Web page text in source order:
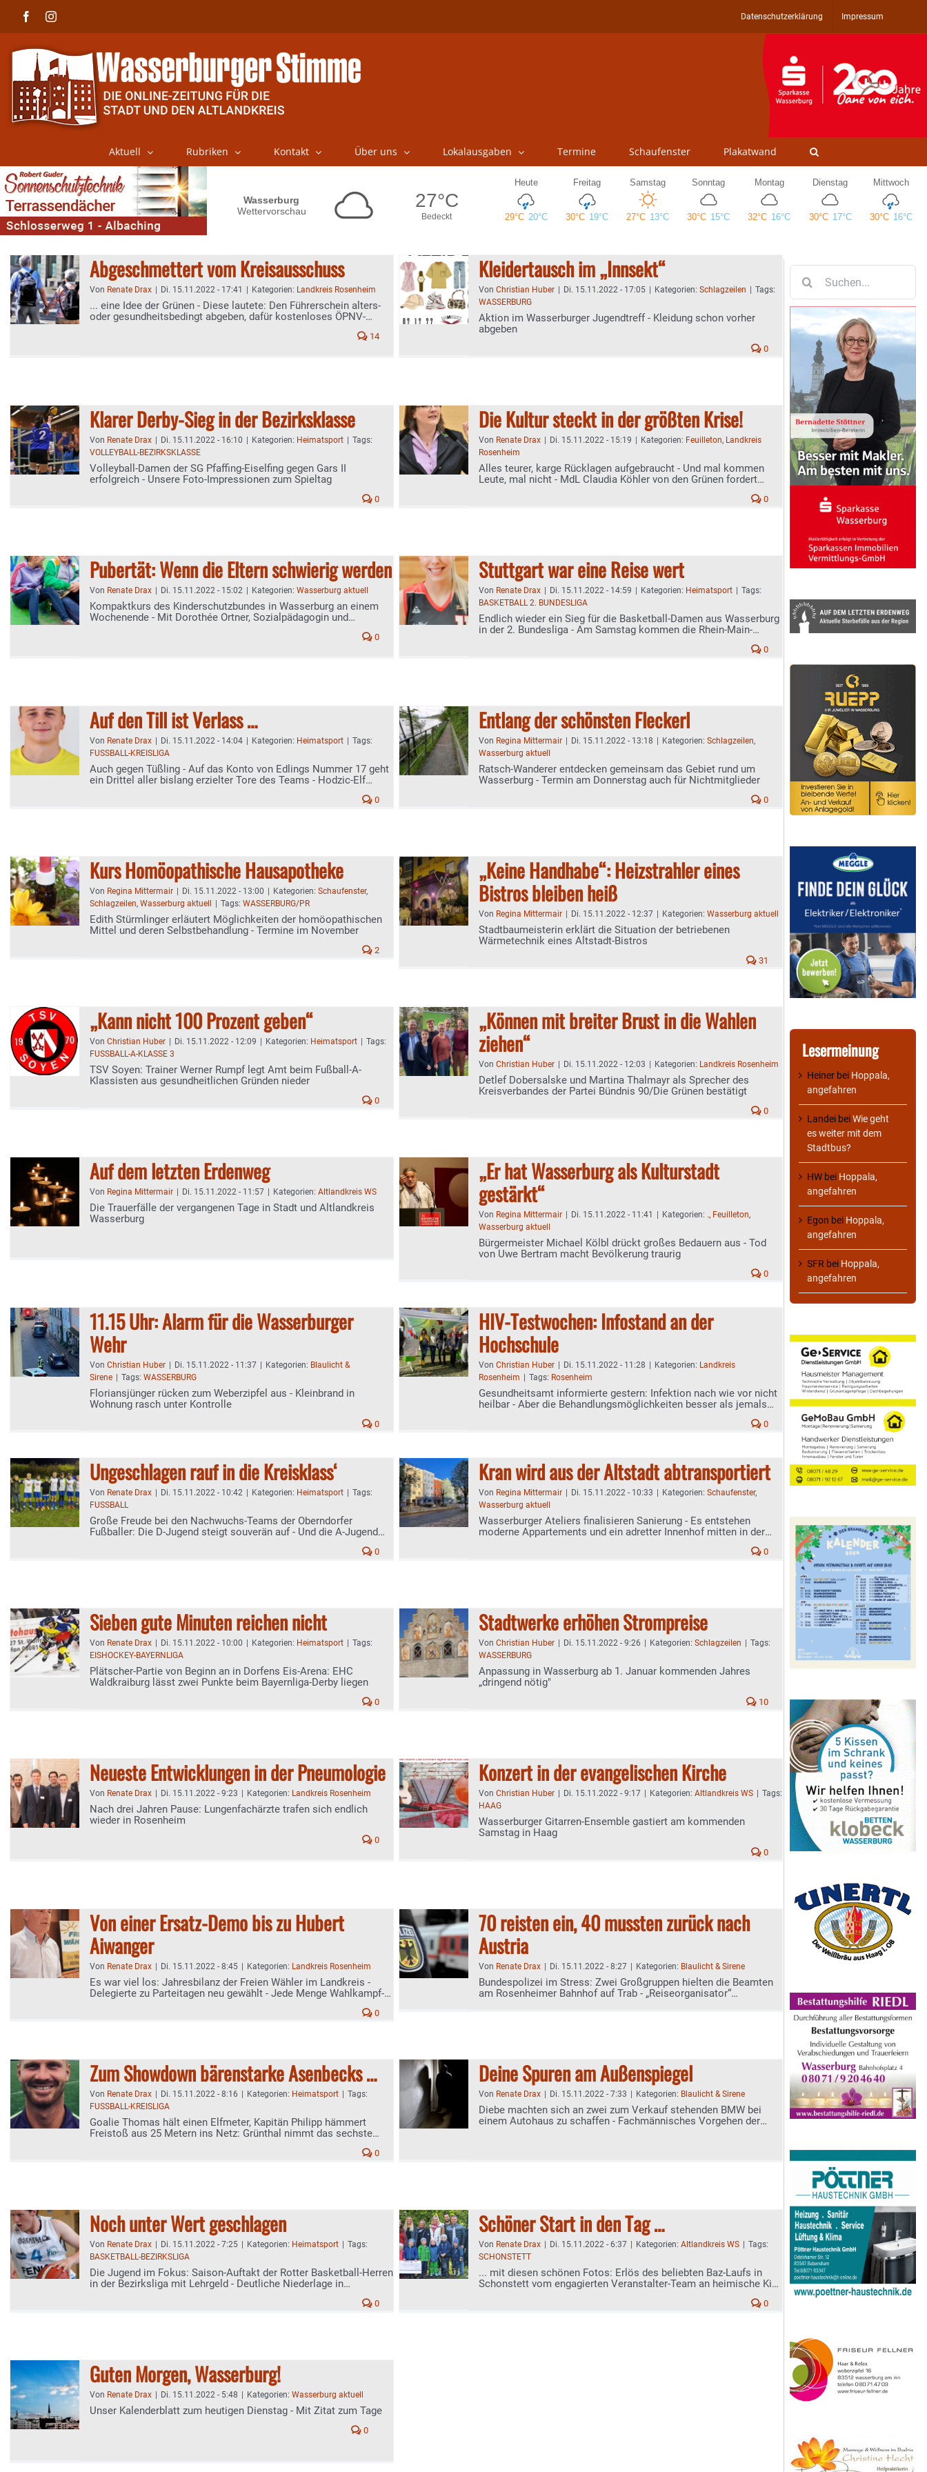
FacebookInstagram Datenschutzerklärung Impressum
Aktuell Rubriken Kontakt Über uns Lokalausgaben Termine Schaufenster Plakatwand
Abgeschmettert vom Kreisausschuss
Von Renate Drax Di. 15.11.2022 - 17:41 Kategorien: Landkreis Rosenheim
... eine Idee der Grünen - Diese lautete: Den Führerschein alters-
oder gesundheitsbedingt abgeben, dafür kostenloses ÖPNV-
14
Kleidertausch im „Innsekt“
Von Christian Huber Di. 15.11.2022 - 17:05 Kategorien: Schlagzeilen
Tags:
WASSERBURG
Aktion im Wasserburger Jugendtreff - Kleidung schon vorher
abgeben
0
Klarer Derby-Sieg in der Bezirksklasse
Von Renate Drax Di. 15.11.2022 - 16:10 Kategorien: Heimatsport
Tags:
VOLLEYBALL-BEZIRKSKLASSE
Volleyball-Damen der SG Pfaffing-Eiselfing gegen Gars II
erfolgreich - Unsere Foto-Impressionen zum Spieltag
0
Die Kultur steckt in der größten Krise!
Von Renate Drax Di. 15.11.2022 - 15:19 Kategorien: Feuilleton, Landkreis
Rosenheim
Alles teurer, karge Rücklagen aufgebraucht - Und mal kommen
Leute, mal nicht - MdL Claudia Köhler von den Grünen fordert
0
Pubertät: Wenn die Eltern schwierig werden
Von Renate Drax Di. 15.11.2022 - 15:02 Kategorien: Wasserburg aktuell
Kompaktkurs des Kinderschutzbundes in Wasserburg an einem
Wochenende - Mit Dorothée Ortner, Sozialpädagogin und
0
Stuttgart war eine Reise wert
Von Renate Drax Di. 15.11.2022 - 14:59 Kategorien: Heimatsport
Tags:
BASKETBALL 2. BUNDESLIGA
Endlich wieder ein Sieg für die Basketball-Damen aus Wasserburg
in der 2. Bundesliga - Am Samstag kommen die Rhein-Main-
0
Auf den Till ist Verlass …
Von Renate Drax Di. 15.11.2022 - 14:04 Kategorien: Heimatsport
Tags:
FUSSBALL-KREISLIGA
Auch gegen Tüßling - Auf das Konto von Edlings Nummer 17 geht
ein Drittel aller bislang erzielter Tore des Teams - Hodzic-Elf
0
Entlang der schönsten Fleckerl
Von Regina Mittermair Di. 15.11.2022 - 13:18 Kategorien: Schlagzeilen,
Wasserburg aktuell
Ratsch-Wanderer entdecken gemeinsam das Gebiet rund um
Wasserburg - Termin am Donnerstag auch für Nichtmitglieder
0
Kurs Homöopathische Hausapotheke
Von Regina Mittermair Di. 15.11.2022 - 13:00 Kategorien: Schaufenster,
Schlagzeilen, Wasserburg aktuell Tags: WASSERBURG/PR
Edith Stürmlinger erläutert Möglichkeiten der homöopathischen
Mittel und deren Selbstbehandlung - Termine im November
2
„Keine Handhabe“: Heizstrahler eines
Bistros bleiben heiß
Von Regina Mittermair Di. 15.11.2022 - 12:37 Kategorien: Wasserburg aktuell
Stadtbaumeisterin erklärt die Situation der betriebenen
Wärmetechnik eines Altstadt-Bistros
31
„Kann nicht 100 Prozent geben“
Von Christian Huber Di. 15.11.2022 - 12:09 Kategorien: Heimatsport
Tags:
FUSSBALL-A-KLASSE 3
TSV Soyen: Trainer Werner Rumpf legt Amt beim Fußball-A-
Klassisten aus gesundheitlichen Gründen nieder
0
„Können mit breiter Brust in die Wahlen
ziehen“
Von Christian Huber Di. 15.11.2022 - 12:03 Kategorien: Landkreis Rosenheim
Detlef Dobersalske und Martina Thalmayr als Sprecher des
Kreisverbandes der Partei Bündnis 90/Die Grünen bestätigt
0
Auf dem letzten Erdenweg
Von Regina Mittermair Di. 15.11.2022 - 11:57 Kategorien: Altlandkreis WS
Die Trauerfälle der vergangenen Tage in Stadt und Altlandkreis
Wasserburg
„Er hat Wasserburg als Kulturstadt
gestärkt“
Von Regina Mittermair Di. 15.11.2022 - 11:41 Kategorien: ., Feuilleton,
Wasserburg aktuell
Bürgermeister Michael Kölbl drückt großes Bedauern aus - Tod
von Uwe Bertram macht Bevölkerung traurig
0
11.15 Uhr: Alarm für die Wasserburger
Wehr
Von Christian Huber Di. 15.11.2022 - 11:37 Kategorien: Blaulicht &
Sirene
Tags: WASSERBURG
Floriansjünger rücken zum Weberzipfel aus - Kleinbrand in
Wohnung rasch unter Kontrolle
0
HIV-Testwochen: Infostand an der
Hochschule
Von Christian Huber Di. 15.11.2022 - 11:28 Kategorien: Landkreis
Rosenheim
Tags: Rosenheim
Gesundheitsamt informierte gestern: Infektion nach wie vor nicht
heilbar - Aber die Behandlungsmöglichkeiten besser als jemals
0
Ungeschlagen rauf in die Kreisklass‘
Von Renate Drax Di. 15.11.2022 - 10:42 Kategorien: Heimatsport
Tags:
FUSSBALL
Große Freude bei den Nachwuchs-Teams der Oberndorfer
Fußballer: Die D-Jugend steigt souverän auf - Und die A-Jugend
0
Kran wird aus der Altstadt abtransportiert
Von Regina Mittermair Di. 15.11.2022 - 10:33 Kategorien: Schaufenster,
Wasserburg aktuell
Wasserburger Ateliers finalisieren Sanierung - Es entstehen
moderne Appartements und ein adretter Innenhof mitten in der
0
Sieben gute Minuten reichen nicht
Von Renate Drax Di. 15.11.2022 - 10:00 Kategorien: Heimatsport
Tags:
EISHOCKEY-BAYERNLIGA
Plätscher-Partie von Beginn an in Dorfens Eis-Arena: EHC
Waldkraiburg lässt zwei Punkte beim Bayernliga-Derby liegen
0
Stadtwerke erhöhen Strompreise
Von Christian Huber Di. 15.11.2022 - 9:26 Kategorien: Schlagzeilen
Tags:
WASSERBURG
Anpassung in Wasserburg ab 1. Januar kommenden Jahres
„dringend nötig"
10
Neueste Entwicklungen in der Pneumologie
Von Renate Drax Di. 15.11.2022 - 9:23 Kategorien: Landkreis Rosenheim
Nach drei Jahren Pause: Lungenfachärzte trafen sich endlich
wieder in Rosenheim
0
Konzert in der evangelischen Kirche
Von Christian Huber Di. 15.11.2022 - 9:17 Kategorien: Altlandkreis WS
Tags:
HAAG
Wasserburger Gitarren-Ensemble gastiert am kommenden
Samstag in Haag
0
Von einer Ersatz-Demo bis zu Hubert
Aiwanger
Von Renate Drax Di. 15.11.2022 - 8:45 Kategorien: Landkreis Rosenheim
Es war viel los: Jahresbilanz der Freien Wähler im Landkreis -
Delegierte zu Parteitagen neu gewählt - Jede Menge Wahlkampf-
0
70 reisten ein, 40 mussten zurück nach
Austria
Von Renate Drax Di. 15.11.2022 - 8:27 Kategorien: Blaulicht & Sirene
Bundespolizei im Stress: Zwei Großgruppen hielten die Beamten
am Rosenheimer Bahnhof auf Trab - „Reiseorganisator“
Zum Showdown bärenstarke Asenbecks …
Von Renate Drax Di. 15.11.2022 - 8:16 Kategorien: Heimatsport
Tags:
FUSSBALL-KREISLIGA
Goalie Thomas hält einen Elfmeter, Kapitän Philipp hämmert
Freistoß aus 25 Metern ins Netz: Grünthal nimmt das sechste
0
Deine Spuren am Außenspiegel
Von Renate Drax Di. 15.11.2022 - 7:33 Kategorien: Blaulicht & Sirene
Diebe machten sich an zwei zum Verkauf stehenden BMW bei
einem Autohaus zu schaffen - Fachmännisches Vorgehen der
Noch unter Wert geschlagen
Von Renate Drax Di. 15.11.2022 - 7:25 Kategorien: Heimatsport
Tags:
BASKETBALL-BEZIRKSLIGA
Die Jugend im Fokus: Saison-Auftakt der Rotter Basketball-Herren
in der Bezirksliga mit Lehrgeld - Deutliche Niederlage in
0
Schöner Start in den Tag …
Von Renate Drax Di. 15.11.2022 - 6:37 Kategorien: Altlandkreis WS
Tags:
SCHONSTETT
... mit diesen schönen Fotos: Erlös des beliebten Baz-Laufs in
Schonstett vom engagierten Veranstalter-Team an heimische Kita
0
Guten Morgen, Wasserburg!
Von Renate Drax Di. 15.11.2022 - 5:48 Kategorien: Wasserburg aktuell
Unser Kalenderblatt zum heutigen Dienstag - Mit Zitat zum Tage
0
nach:
Lesermeinung
Heiner bei Hoppala,
angefahren
Landei beiWie geht
es weiter mit dem
Stadtbus?
HW bei Hoppala,
angefahren
Egon bei Hoppala,
angefahren
SFR bei Hoppala,
angefahren